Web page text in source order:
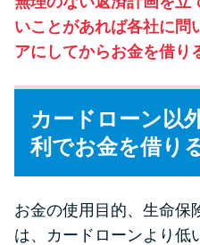
いことがあれば各社に問
アにしてからお金を借り
カードローン以
利でお金を借り
お金の使用目的、生命保
は、カードローンより低